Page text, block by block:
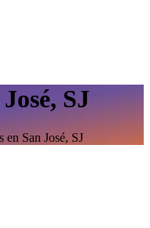
SJ
en San José, SJ